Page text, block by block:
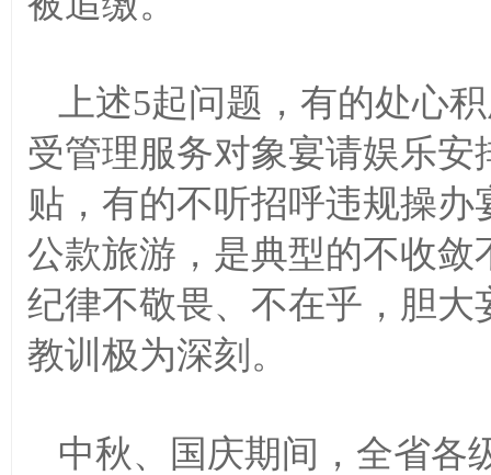
上述5起问题，有的处心
受管理服务对象宴请娱乐
贴，有的不听招呼违规操
公款旅游，是典型的不收
纪律不敬畏、不在乎，胆
教训极为深刻。
中秋、国庆期间，全省各